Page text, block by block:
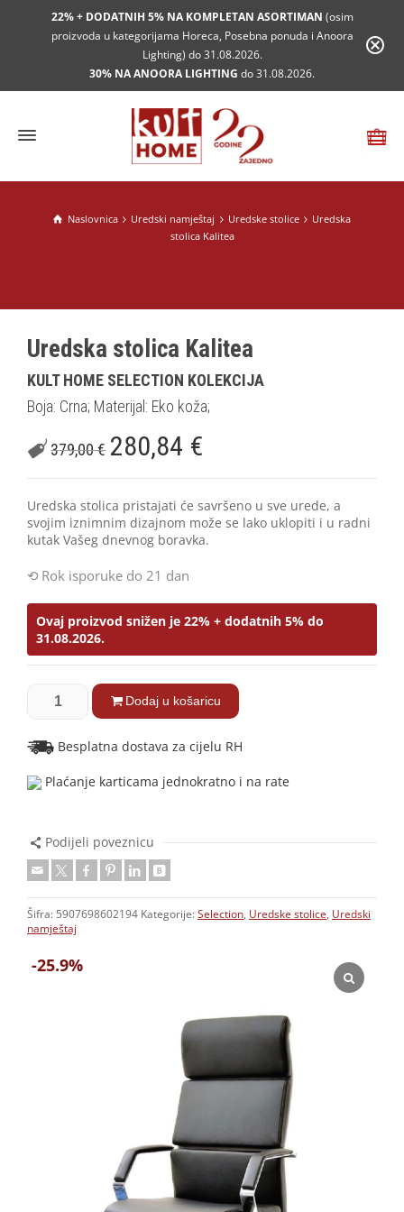
22% + DODATNIH 5% NA KOMPLETAN ASORTIMAN (osim
proizvoda u kategorijama Horeca, Posebna ponuda i Anoora
Lighting) do 31.08.2026.
30% NA ANOORA LIGHTING do 31.08.2026.
Naslovnica Uredski namještaj Uredske stolice
Uredska
stolica Kalitea
-25.9%
Uredska stolica Kalitea
KULT HOME SELECTION KOLEKCIJA
Boja: Crna; Materijal: Eko koža;
379,00€ 280,84 €
Uredska stolica pristajati će savršeno u sve urede, a
svojim iznimnim dizajnom može se lako uklopiti i u radni
kutak Vašeg dnevnog boravka.
Rok isporuke do 21 dan
Ovaj proizvod snižen je 22% + dodatnih 5% do
31.08.2026.
Dodaj u košaricu
Besplatna dostava za cijelu RH
Plaćanje karticama jednokratno i na rate
Podijeli poveznicu
Šifra: 5907698602194 Kategorije: Selection, Uredske stolice, Uredski
namještaj